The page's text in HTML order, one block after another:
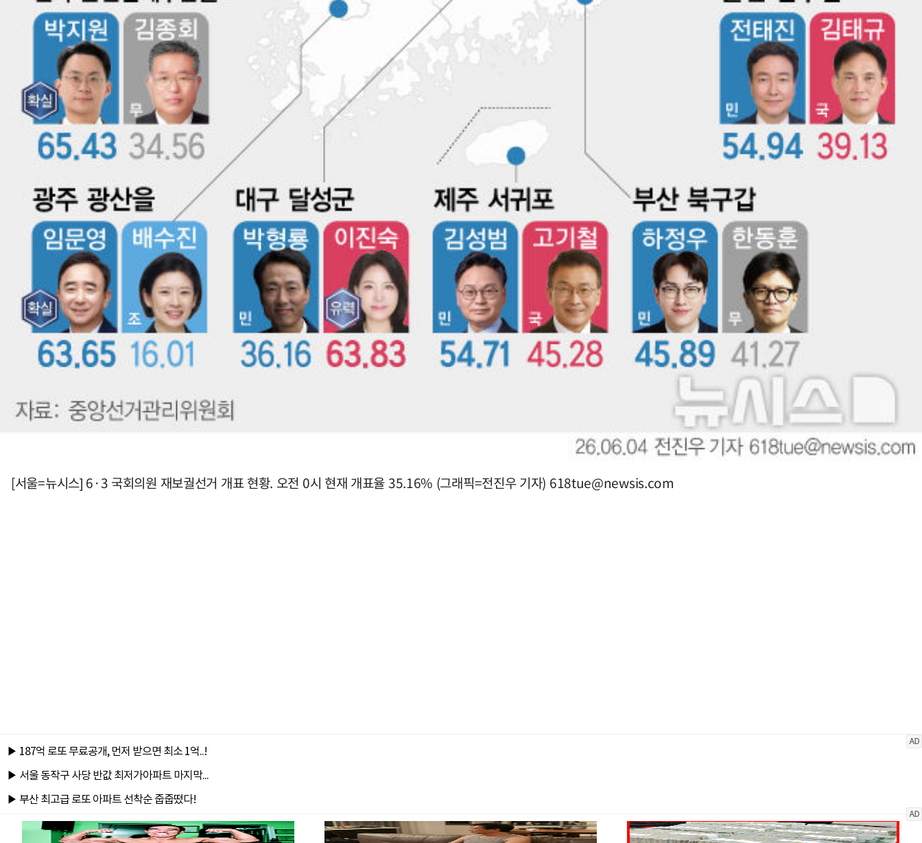
[서울=뉴시스] 6·3 국회의원 재보궐선거 개표 현황. 오전 0시 현재 개표율 35.16% (그래픽=전진우 기자) 618tue@newsis.com